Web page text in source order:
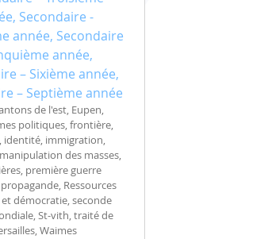
Secondaire -
année, Secondaire
année,
– Sixième année,
– Septième année
de l'est, Eupen,
politiques, frontière,
identité, immigration,
des masses,
première guerre
Ressources
et démocratie, seconde
St-vith, traité de
Waimes